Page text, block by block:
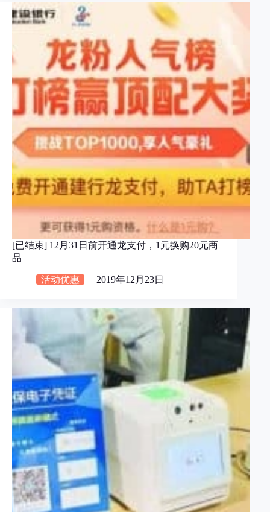
[已结束] 12月31日前开通龙支付，1元换购20元商
品
活动优惠 2019年12月23日